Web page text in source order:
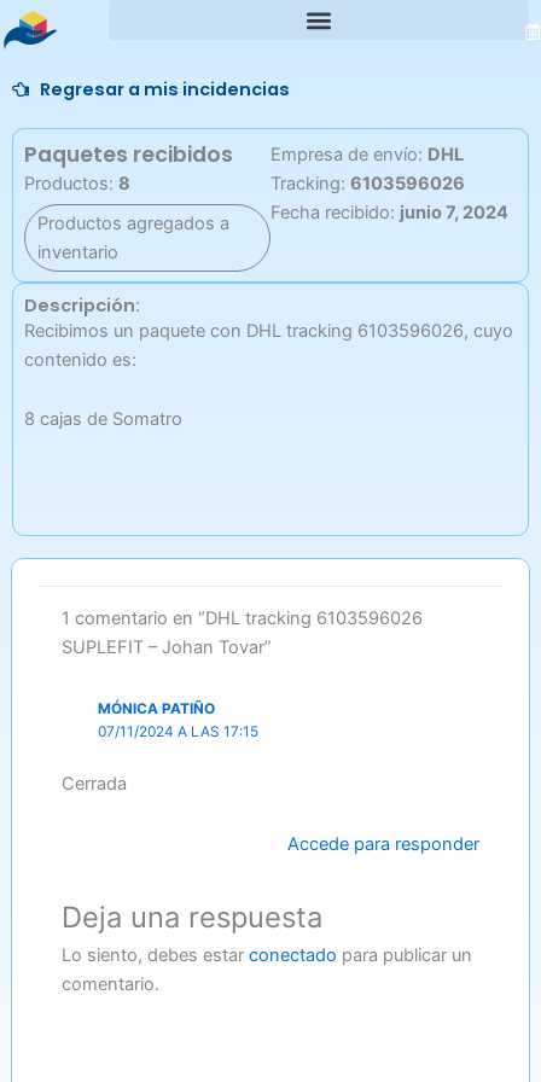
al
Regresar a mis incidencias
Paquetes recibidos
Productos: 8
Productos agregados a
inventario
Empresa de envío: DHL
Tracking: 6103596026
Fecha recibido: junio 7, 2024
Descripción:
Recibimos un paquete con DHL tracking 6103596026, cuyo
contenido es:
8 cajas de Somatro
1 comentario en “DHL tracking 6103596026
SUPLEFIT – Johan Tovar”
MÓNICA PATIÑO
07/11/2024 A LAS 17:15
Cerrada
Accede para responder
Deja una respuesta
Lo siento, debes estarconectado para publicar un
comentario.